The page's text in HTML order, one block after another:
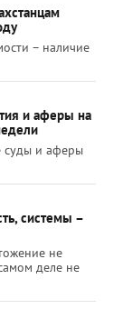
– наличие
и аферы на
суды и аферы
системы –
не
деле не